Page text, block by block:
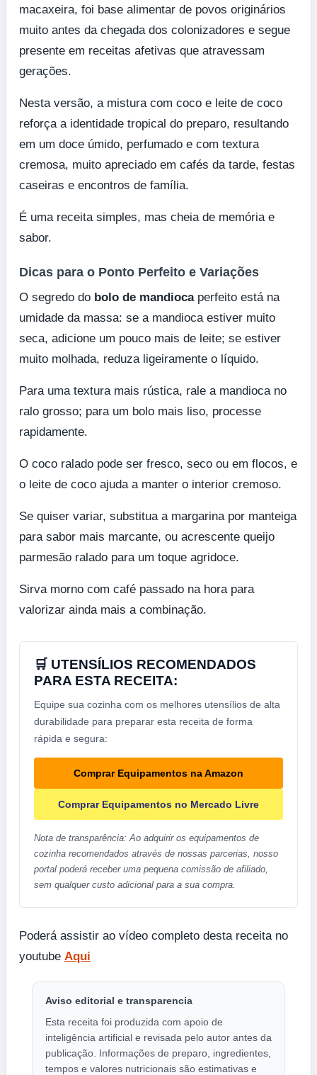
macaxeira, foi base alimentar de povos originários
muito antes da chegada dos colonizadores e segue
presente em receitas afetivas que atravessam
gerações.
Nesta versão, a mistura com coco e leite de coco
reforça a identidade tropical do preparo, resultando
em um doce úmido, perfumado e com textura
cremosa, muito apreciado em cafés da tarde, festas
caseiras e encontros de família.
É uma receita simples, mas cheia de memória e
sabor.
Dicas para o Ponto Perfeito e Variações
O segredo do bolo de mandiocaperfeito está na
umidade da massa: se a mandioca estiver muito
seca, adicione um pouco mais de leite; se estiver
muito molhada, reduza ligeiramente o líquido.
Para uma textura mais rústica, rale a mandioca no
ralo grosso; para um bolo mais liso, processe
rapidamente.
O coco ralado pode ser fresco, seco ou em flocos, e
o leite de coco ajuda a manter o interior cremoso.
Se quiser variar, substitua a margarina por manteiga
para sabor mais marcante, ou acrescente queijo
parmesão ralado para um toque agridoce.
Sirva morno com café passado na hora para
valorizar ainda mais a combinação.
🛒 UTENSÍLIOS RECOMENDADOS
PARA ESTA RECEITA:
Equipe sua cozinha com os melhores utensílios de alta
durabilidade para preparar esta receita de forma
rápida e segura:
Comprar Equipamentos na Amazon
Comprar Equipamentos no Mercado Livre
Nota de transparência: Ao adquirir os equipamentos de
cozinha recomendados através de nossas parcerias, nosso
portal poderá receber uma pequena comissão de afiliado,
sem qualquer custo adicional para a sua compra.
Poderá assistir ao vídeo completo desta receita no
youtube Aqui
Aviso editorial e transparencia
Esta receita foi produzida com apoio de
inteligência artificial e revisada pelo autor antes da
publicação. Informações de preparo, ingredientes,
tempos e valores nutricionais são estimativas e